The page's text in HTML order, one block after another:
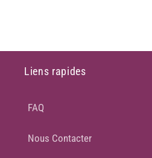
Liens rapides
FAQ
Nous Contacter